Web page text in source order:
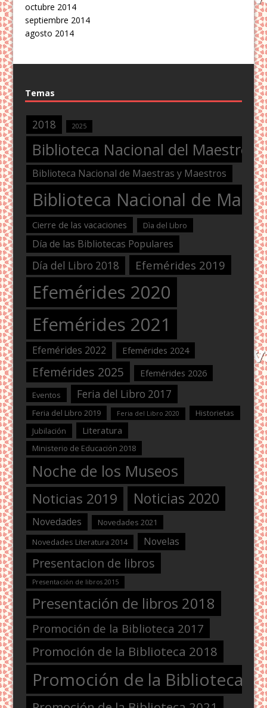
octubre 2014
septiembre 2014
agosto 2014
Temas
2018 2025
Biblioteca Nacional del Maestro
Biblioteca Nacional de Maestras y Maestros
Biblioteca Nacional de
Cierre de las vacaciones Dìa del Libro
Día de las Bibliotecas Populares
Día del Libro 2018 Efemérides 2019
Efemérides 2020
Efemérides 2021
Efemérides 2022 Efemérides 2024
Efemérides 2025 Efemérides 2026
Eventos Feria del Libro 2017
Feria del Libro 2019 Feria del Libro 2020
Historietas
Jubilación
Literatura
Ministerio de Educación 2018
Noche de los Museos
Noticias 2019 Noticias 2020
Novedades
Novedades 2021
Novedades Literatura 2014
Novelas
Presentacion de libros
Presentación de libros 2015
Presentación de libros 2018
Promoción de la Biblioteca 2017
Promoción de la Biblioteca 2018
Promoción de la Biblioteca